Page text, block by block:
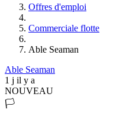
Offres d'emploi
Commerciale flotte
Able Seaman
Able Seaman
1 j il y a
NOUVEAU
🏳️